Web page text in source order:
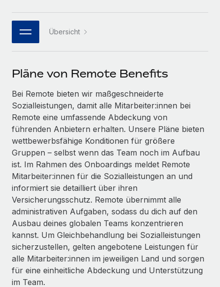
MCP
Integrationen
Tools
DIENSTLEISTUNGEN
Frag unsere Expert:innen
Hilfe von Expert:innen für globale HR & Compliance
Background-Checks
Einfacheres Bewerber:innen-Screening
Compliance Watchtower
Lückenlose Compliance
Geräteverwaltung
Globale Bereitstellung und Verfolgung von IT-
Geräten
Gründung von Niederlassungen
Schnelle, rechtssichere Gründung von
PARTNER WERDEN
Flexible Einbettung von Global-HR-Funktionen in deine
Entdecke die Möglichkeiten einer Partnerschaft
Remote Build
Demnächst verfügbar
Beratung zu Integrationen und KI-Automatisierung
FALLSTUDIEN
So hat der KI-Vorreiter Weaviate sein Team mit
Remote um 120 % vergrößert
Weaviate auf einen Blick Weaviate entwickelt KI-basierte
Open-Source-Infrastrukturen. Das...
Mehr erfahren
Strategische Partnerschaft zwischen
Reverse Tech und Remote für Contractor
Bibliothek für Stellenbeschreibungen
Webinare
Events
Newsroom
Informationen zu Gehältern und Qualifikationen
Insights Center
Hol dir Unterstützung
BLOG
Globale Payroll
EOR und PEO
Contractor Management
Steuern
한국어 Übersicht
Pläne von Remote Benefits
Bei Remote bieten wir maßgeschneiderte
Sozialleistungen, damit alle Mitarbeiter:innen bei
Remote eine umfassende Abdeckung von
führenden Anbietern erhalten. Unsere Pläne bieten
wettbewerbsfähige Konditionen für größere
Gruppen – selbst wenn das Team noch im Aufbau
ist. Im Rahmen des Onboardings meldet Remote
Mitarbeiter:innen für die Sozialleistungen an und
informiert sie detailliert über ihren
Versicherungsschutz. Remote übernimmt alle
administrativen Aufgaben, sodass du dich auf den
Ausbau deines globalen Teams konzentrieren
kannst. Um Gleichbehandlung bei Sozialleistungen
sicherzustellen, gelten angebotene Leistungen für
alle Mitarbeiter:innen im jeweiligen Land und sorgen
für eine einheitliche Abdeckung und Unterstützung
im Team.